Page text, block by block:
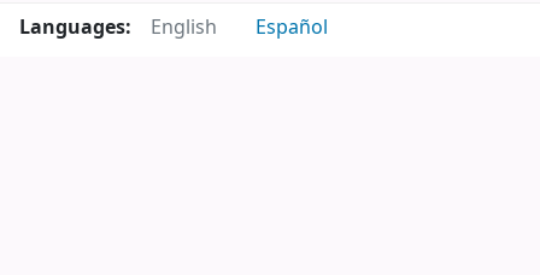
Languages: English Español